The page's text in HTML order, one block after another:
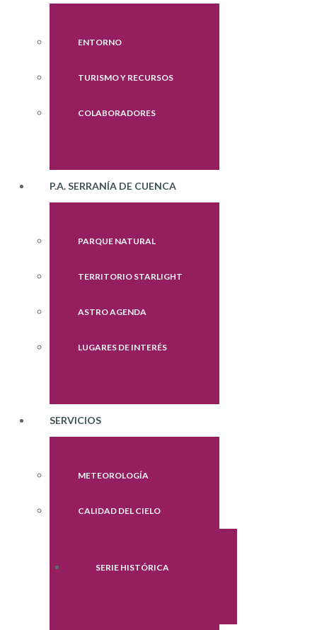
ENTORNO
TURISMO Y RECURSOS
COLABORADORES
P.A. SERRANÍA DE CUENCA
PARQUE NATURAL
TERRITORIO STARLIGHT
ASTRO AGENDA
LUGARES DE INTERÉS
SERVICIOS
METEOROLOGÍA
CALIDAD DEL CIELO
SERIE HISTÓRICA